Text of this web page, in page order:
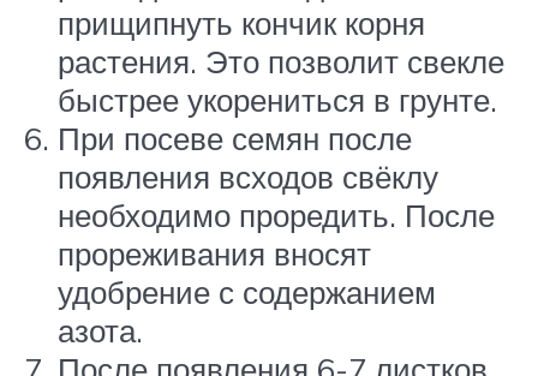
прищипнуть кончик корня
растения. Это позволит свекле
быстрее укорениться в грунте.
При посеве семян после
появления всходов свёклу
необходимо проредить. После
прореживания вносят
удобрение с содержанием
азота.